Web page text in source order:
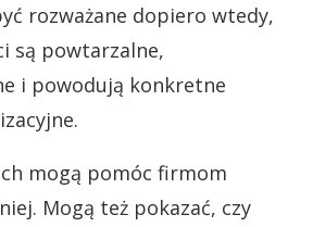
rozważane dopiero wtedy,
są powtarzalne,
i powodują konkretne
mogą pomóc firmom
Mogą też pokazać, czy